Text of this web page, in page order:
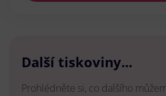
Další tiskoviny...
Prohlédněte si, co dalšího